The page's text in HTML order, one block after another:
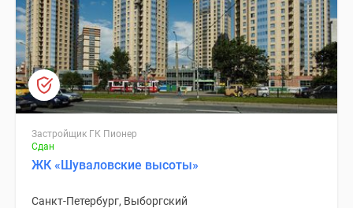
Застройщик ГК Пионер
Сдан
ЖК «Шуваловские высоты»
Санкт-Петербург, Выборгский